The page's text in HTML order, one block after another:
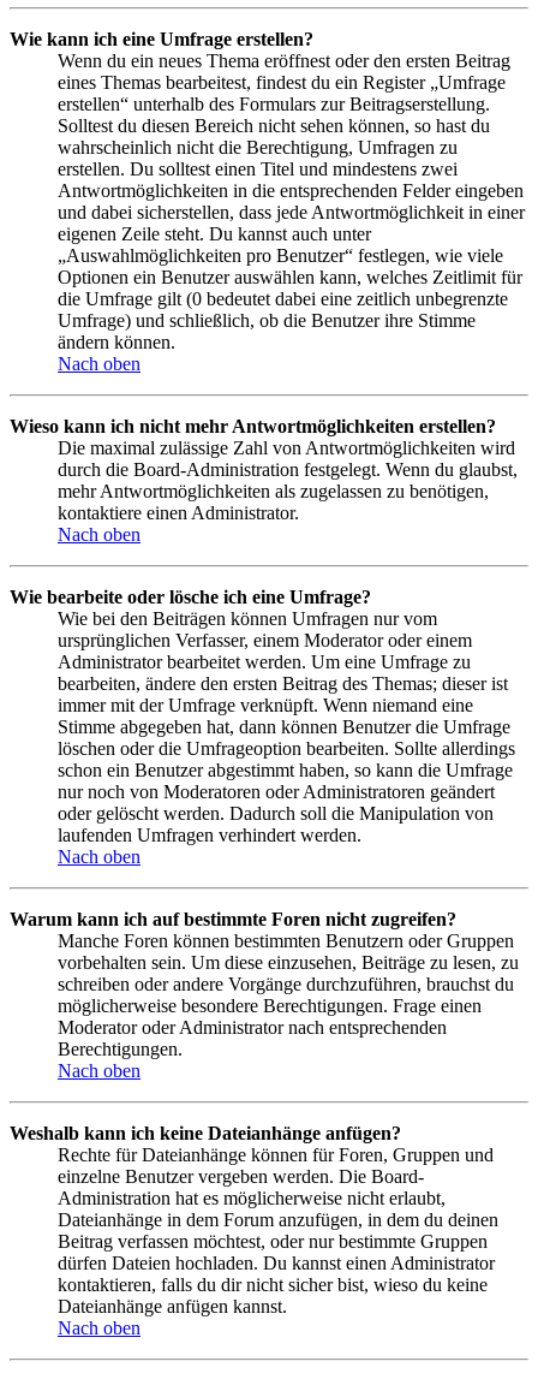
Wie kann ich eine Umfrage erstellen?
Wenn du ein neues Thema eröffnest oder den ersten Beitrag
eines Themas bearbeitest, findest du ein Register „Umfrage
erstellen“ unterhalb des Formulars zur Beitragserstellung.
Solltest du diesen Bereich nicht sehen können, so hast du
wahrscheinlich nicht die Berechtigung, Umfragen zu
erstellen. Du solltest einen Titel und mindestens zwei
Antwortmöglichkeiten in die entsprechenden Felder eingeben
und dabei sicherstellen, dass jede Antwortmöglichkeit in einer
eigenen Zeile steht. Du kannst auch unter
„Auswahlmöglichkeiten pro Benutzer“ festlegen, wie viele
Optionen ein Benutzer auswählen kann, welches Zeitlimit für
die Umfrage gilt (0 bedeutet dabei eine zeitlich unbegrenzte
Umfrage) und schließlich, ob die Benutzer ihre Stimme
ändern können.
Nach oben
Wieso kann ich nicht mehr Antwortmöglichkeiten erstellen?
Die maximal zulässige Zahl von Antwortmöglichkeiten wird
durch die Board-Administration festgelegt. Wenn du glaubst,
mehr Antwortmöglichkeiten als zugelassen zu benötigen,
kontaktiere einen Administrator.
Nach oben
Wie bearbeite oder lösche ich eine Umfrage?
Wie bei den Beiträgen können Umfragen nur vom
ursprünglichen Verfasser, einem Moderator oder einem
Administrator bearbeitet werden. Um eine Umfrage zu
bearbeiten, ändere den ersten Beitrag des Themas; dieser ist
immer mit der Umfrage verknüpft. Wenn niemand eine
Stimme abgegeben hat, dann können Benutzer die Umfrage
löschen oder die Umfrageoption bearbeiten. Sollte allerdings
schon ein Benutzer abgestimmt haben, so kann die Umfrage
nur noch von Moderatoren oder Administratoren geändert
oder gelöscht werden. Dadurch soll die Manipulation von
laufenden Umfragen verhindert werden.
Nach oben
Warum kann ich auf bestimmte Foren nicht zugreifen?
Manche Foren können bestimmten Benutzern oder Gruppen
vorbehalten sein. Um diese einzusehen, Beiträge zu lesen, zu
schreiben oder andere Vorgänge durchzuführen, brauchst du
möglicherweise besondere Berechtigungen. Frage einen
Moderator oder Administrator nach entsprechenden
Berechtigungen.
Nach oben
Weshalb kann ich keine Dateianhänge anfügen?
Rechte für Dateianhänge können für Foren, Gruppen und
einzelne Benutzer vergeben werden. Die Board-
Administration hat es möglicherweise nicht erlaubt,
Dateianhänge in dem Forum anzufügen, in dem du deinen
Beitrag verfassen möchtest, oder nur bestimmte Gruppen
dürfen Dateien hochladen. Du kannst einen Administrator
kontaktieren, falls du dir nicht sicher bist, wieso du keine
Dateianhänge anfügen kannst.
Nach oben